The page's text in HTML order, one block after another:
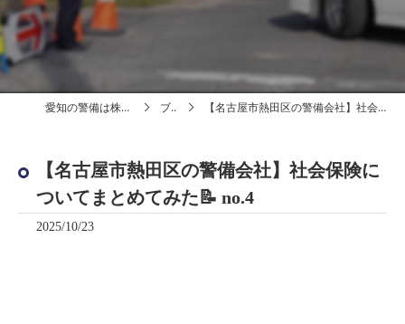
愛知の警備は株式会社アイアール ブログ 【名古屋市熱田区の警備会社】社会保険についてまとめてみた📝 no.4
【名古屋市熱田区の警備会社】社会保険に
ついてまとめてみた📝 no.4
2025/10/23